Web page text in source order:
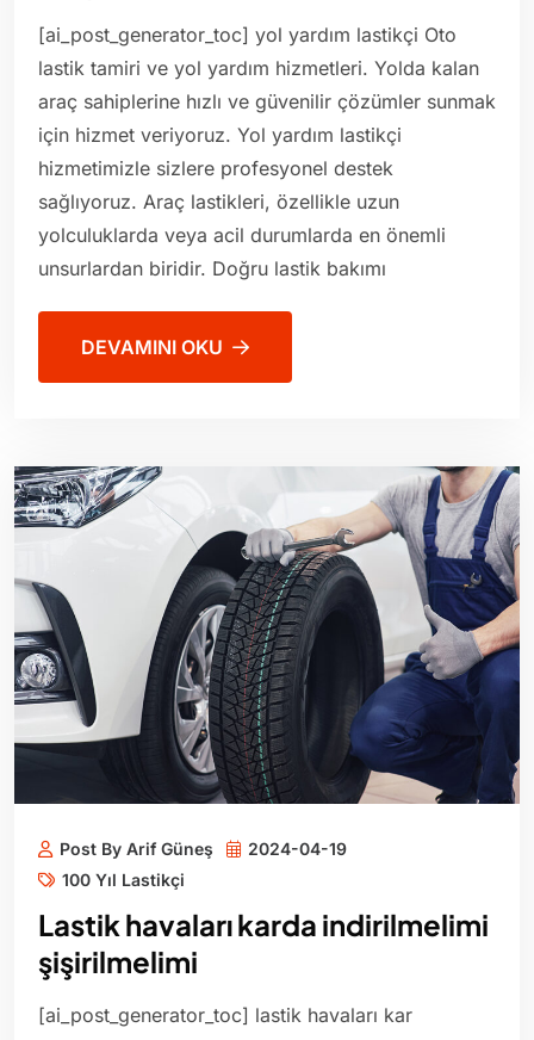
[ai_post_generator_toc] yol yardım lastikçi Oto
lastik tamiri ve yol yardım hizmetleri. Yolda kalan
araç sahiplerine hızlı ve güvenilir çözümler sunmak
için hizmet veriyoruz. Yol yardım lastikçi
hizmetimizle sizlere profesyonel destek
sağlıyoruz. Araç lastikleri, özellikle uzun
yolculuklarda veya acil durumlarda en önemli
unsurlardan biridir. Doğru lastik bakımı
DEVAMINI OKU
Post By Arif Güneş
2024-04-19
100 Yıl Lastikçi
Lastik havaları karda indirilmelimi
şişirilmelimi
[ai_post_generator_toc] lastik havaları kar